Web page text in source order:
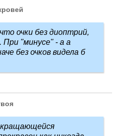
очки без диоптрий,
"минусе" - а а
без очков видела б